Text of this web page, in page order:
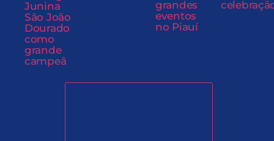
Junina
São João
Dourado
como
grande
campeã
grandes
eventos
no Piauí